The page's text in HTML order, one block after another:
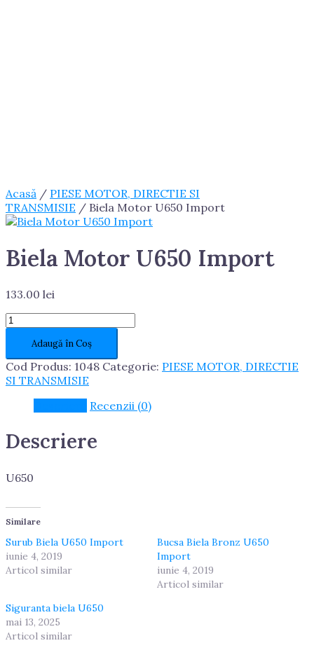
Acasă / PIESE MOTOR, DIRECTIE SI
TRANSMISIE / Biela Motor U650 Import
Biela Motor U650 Import
133.00 lei
Cantitate
Biela
Motor
U650
Import
Adaugă în Coș
Cod Produs: 1048 Categorie: PIESE MOTOR, DIRECTIE
SI TRANSMISIE
Recenzii (0)
Descriere
U650
Similare
Surub Biela U650 Import
iunie 4, 2019
Articol similar
Bucsa Biela Bronz U650
Import
iunie 4, 2019
Articol similar
Siguranta biela U650
mai 13, 2025
Articol similar